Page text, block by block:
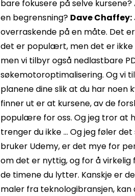
bare fokusere på selve
en begrensning? Dave Chaffey:
overraskende på en måte. Det
det er populært, men det er
men vi tilbyr også nedlastbare
søkemotoroptimalisering. Og vi
planene dine slik at du har
finner ut er at kursene, av de
populære for oss. Og jeg tror at
trenger du ikke ... Og jeg føler
bruker Udemy, er det mye for
om det er nyttig, og for å virkelig
de timene du lytter. Kanskje er
maler fra teknologibransjen,